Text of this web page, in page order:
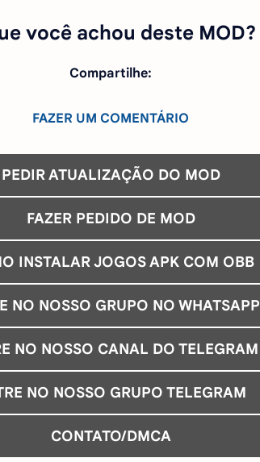
você achou deste MOD?
Compartilhe:
FAZER UM COMENTÁRIO
PEDIR ATUALIZAÇÃO DO MOD
FAZER PEDIDO DE MOD
INSTALAR JOGOS APK COM OBB
NO NOSSO GRUPO NO WHATSAPP
NO NOSSO CANAL DO TELEGRAM
NO NOSSO GRUPO TELEGRAM
CONTATO/DMCA